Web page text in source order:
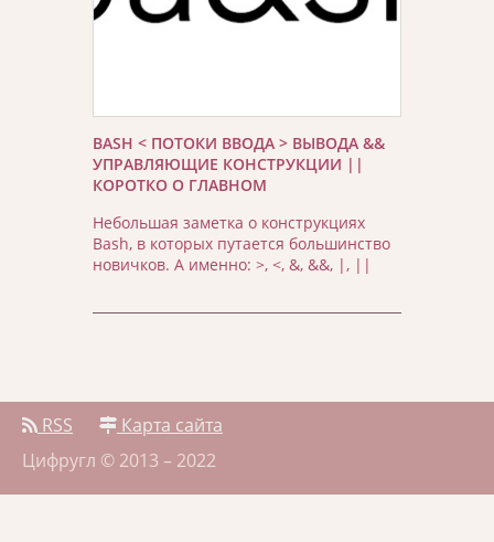
BASH < ПОТОКИ ВВОДА > ВЫВОДА &&
УПРАВЛЯЮЩИЕ КОНСТРУКЦИИ ||
КОРОТКО О ГЛАВНОМ
Небольшая заметка о конструкциях
Bash, в которых путается большинство
новичков. А именно: >, <, &, &&, |, ||
RSS
Карта сайта
Цифругл © 2013 – 2022